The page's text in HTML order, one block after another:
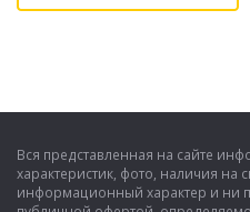
Вся представленная на сайте
характеристик, фото, наличия на
информационный характер и ни